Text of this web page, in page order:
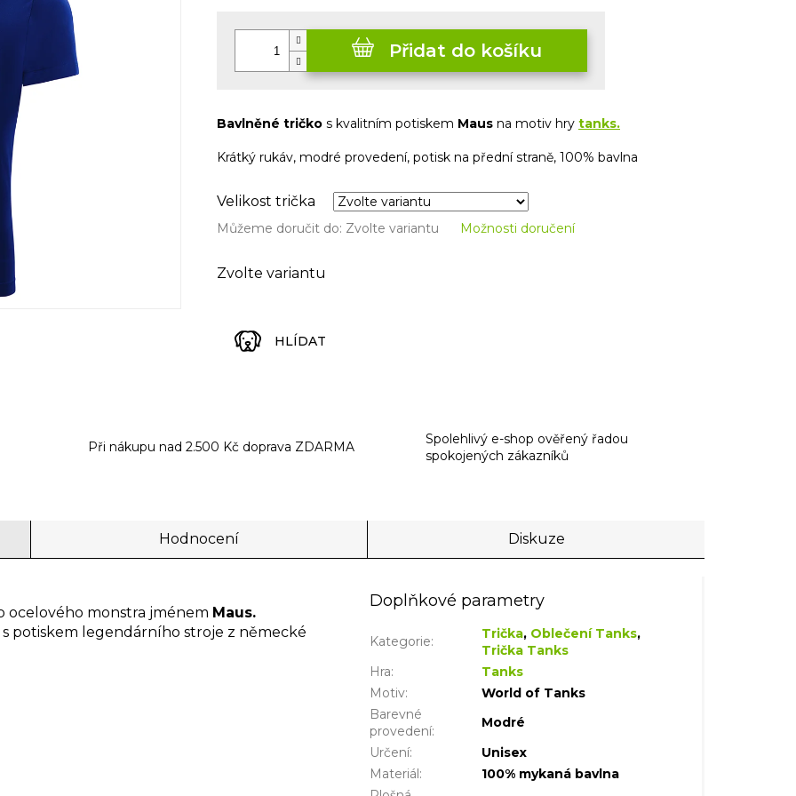
Zvolte variantu
Velikost trička
Můžeme doručit do: Zvolte variantu Možnosti doručení
Přidat do košíku
Bavlněné tričko s kvalitním potiskem Maus na motiv hry tanks.
Krátký rukáv, modré provedení, potisk na přední straně, 100% bavlna
HLÍDAT
Při nákupu nad 2.500 Kč doprava ZDARMA
Spolehlivý e-shop ověřený řadou
spokojených zákazníků
Hodnocení Diskuze
ocelového monstra jménem Maus.
potiskem legendárního stroje z německé
Doplňkové parametry
Kategorie: Trička, Oblečení Tanks,
Trička Tanks
Hra:
Tanks
Motiv:
World of Tanks
Barevné
provedení:
Modré
Určení:
Unisex
Materiál :
100% mykaná bavlna